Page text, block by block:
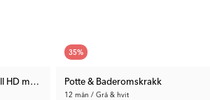
HD med to kameraer
35%
Potte & Baderomskrakk
12 mån / Grå & hvit